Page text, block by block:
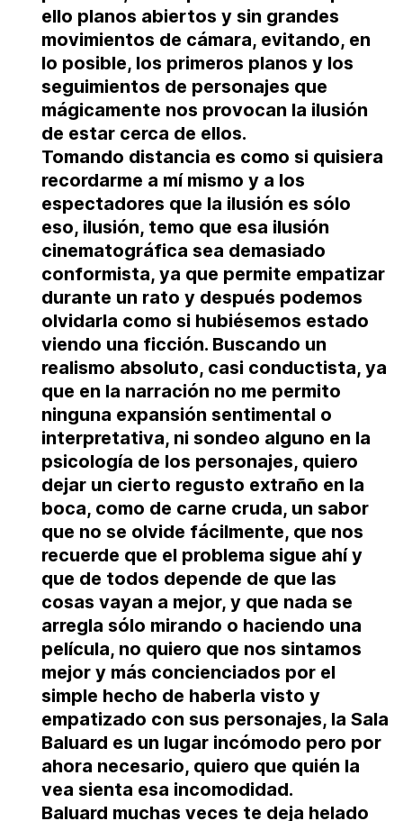
ello planos abiertos y sin grandes
movimientos de cámara, evitando, en
lo posible, los primeros planos y los
seguimientos de personajes que
mágicamente nos provocan la ilusión
de estar cerca de ellos.
Tomando distancia es como si quisiera
recordarme a mí mismo y a los
espectadores que la ilusión es sólo
eso, ilusión, temo que esa ilusión
cinematográfica sea demasiado
conformista, ya que permite empatizar
durante un rato y después podemos
olvidarla como si hubiésemos estado
viendo una ficción. Buscando un
realismo absoluto, casi conductista, ya
que en la narración no me permito
ninguna expansión sentimental o
interpretativa, ni sondeo alguno en la
psicología de los personajes, quiero
dejar un cierto regusto extraño en la
boca, como de carne cruda, un sabor
que no se olvide fácilmente, que nos
recuerde que el problema sigue ahí y
que de todos depende de que las
cosas vayan a mejor, y que nada se
arregla sólo mirando o haciendo una
película, no quiero que nos sintamos
mejor y más concienciados por el
simple hecho de haberla visto y
empatizado con sus personajes, la Sala
Baluard es un lugar incómodo pero por
ahora necesario, quiero que quién la
vea sienta esa incomodidad.
Baluard muchas veces te deja helado